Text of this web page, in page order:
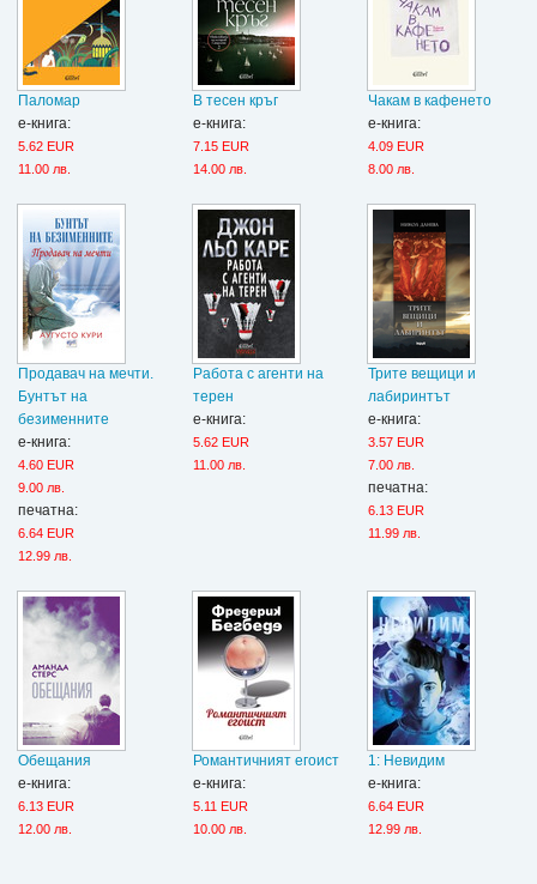
Паломар
е-книга:
5.62 EUR
11.00 лв.
В тесен кръг
е-книга:
7.15 EUR
14.00 лв.
Чакам в кафенето
е-книга:
4.09 EUR
8.00 лв.
Продавач на мечти.
Бунтът на
безименните
е-книга:
4.60 EUR
9.00 лв.
печатна:
6.64 EUR
12.99 лв.
Работа с агенти на
терен
е-книга:
5.62 EUR
11.00 лв.
Трите вещици и
лабиринтът
е-книга:
3.57 EUR
7.00 лв.
печатна:
6.13 EUR
11.99 лв.
Обещания
е-книга:
6.13 EUR
12.00 лв.
Романтичният егоист
е-книга:
5.11 EUR
10.00 лв.
1: Невидим
е-книга:
6.64 EUR
12.99 лв.